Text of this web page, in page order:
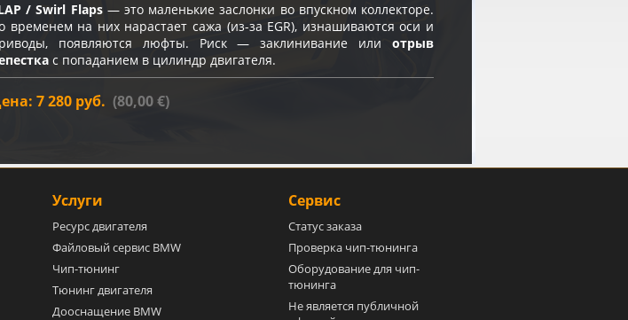
/ Swirl Flaps— это маленькие заслонки во впускном коллекторе.
временем на них нарастает сажа (из-за EGR), изнашиваются оси и
появляются люфты. Риск — заклинивание или отрыв
с попаданием в цилиндр двигателя.
7 280 руб. (80,00 €)
Услуги
Ресурс двигателя
Файловый сервис BMW
Чип-тюнинг
Тюнинг двигателя
Дооснащение BMW
Сервис
Статус заказа
Проверка чип-тюнинга
Оборудование для чип-
тюнинга
Не является публичной